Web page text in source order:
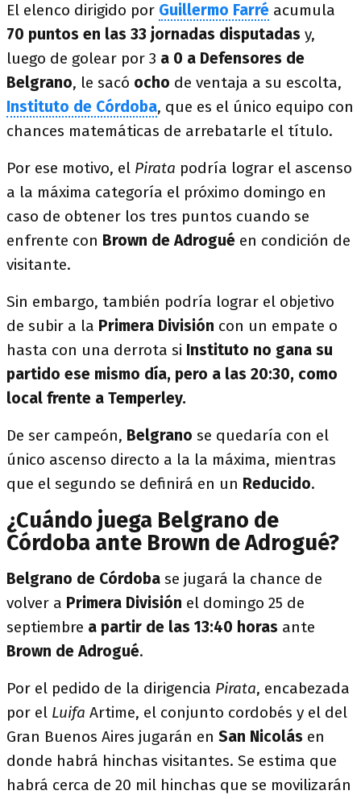
El elenco dirigido por Guillermo Farré acumula
70 puntos en las 33 jornadas disputadas y,
luego de golear por 3 a 0 a Defensores de
Belgrano, le sacó ocho de ventaja a su escolta,
Instituto de Córdoba, que es el único equipo con
chances matemáticas de arrebatarle el título.
Por ese motivo, el Pirata podría lograr el ascenso
a la máxima categoría el próximo domingo en
caso de obtener los tres puntos cuando se
enfrente con Brown de Adrogué en condición de
visitante.
Sin embargo, también podría lograr el objetivo
de subir a la Primera División con un empate o
hasta con una derrota si Instituto no gana su
partido ese mismo día, pero a las 20:30, como
local frente a Temperley.
De ser campeón, Belgrano se quedaría con el
único ascenso directo a la la máxima, mientras
que el segundo se definirá en un Reducido.
¿Cuándo juega Belgrano de
Córdoba ante Brown de Adrogué?
Belgrano de Córdoba se jugará la chance de
volver a Primera División el domingo 25 de
septiembre a partir de las 13:40 horas ante
Brown de Adrogué.
Por el pedido de la dirigencia Pirata, encabezada
por el Luifa Artime, el conjunto cordobés y el del
Gran Buenos Aires jugarán en San Nicolás en
donde habrá hinchas visitantes. Se estima que
habrá cerca de 20 mil hinchas que se movilizarán